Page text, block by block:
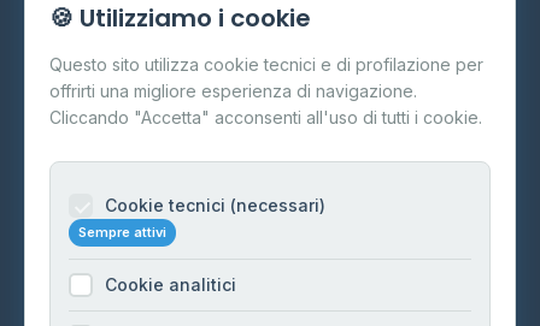
Cos'è il GPL
FAQ
Contatti
Informazioni legali
Cookie Policy
🍪 Utilizziamo i cookie
Questo sito utilizza cookie tecnici e di profilazione per
offrirti una migliore esperienza di navigazione.
Cliccando "Accetta" acconsenti all'uso di tutti i cookie.
Cookie tecnici (necessari)
Sempre attivi
Cookie analitici